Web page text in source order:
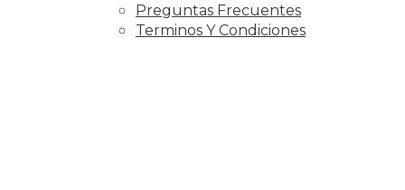
Preguntas Frecuentes
Terminos Y Condiciones